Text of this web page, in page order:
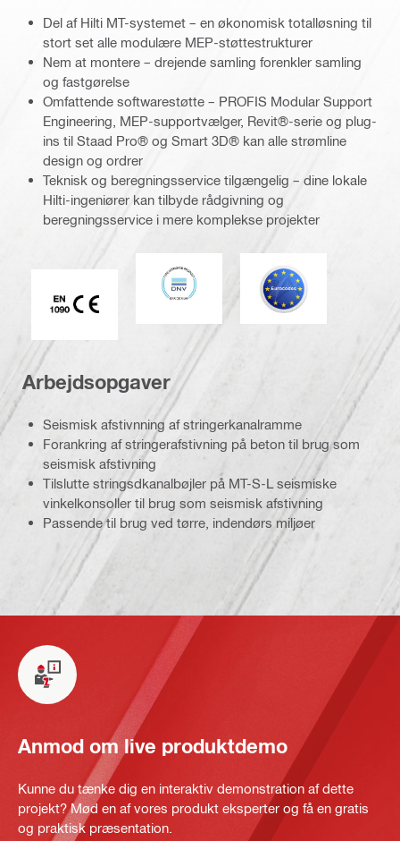
Del af Hilti MT-systemet – en økonomisk totalløsning til
stort set alle modulære MEP-støttestrukturer
Nem at montere – drejende samling forenkler samling
og fastgørelse
Omfattende softwarestøtte – PROFIS Modular Support
Engineering, MEP-supportvælger, Revit®-serie og plug-
ins til Staad Pro® og Smart 3D® kan alle strømline
design og ordrer
Teknisk og beregningsservice tilgængelig – dine lokale
Hilti-ingeniører kan tilbyde rådgivning og
beregningsservice i mere komplekse projekter
CE EN 1090 mærke
DNV Eurocode
Arbejdsopgaver
Seismisk afstivnning af stringerkanalramme
Forankring af stringerafstivning på beton til brug som
seismisk afstivning
Tilslutte stringsdkanalbøjler på MT-S-L seismiske
vinkelkonsoller til brug som seismisk afstivning
Passende til brug ved tørre, indendørs miljøer
Anmod om live produktdemo
Kunne du tænke dig en interaktiv demonstration af dette
projekt? Mød en af vores produkt eksperter og få en gratis
og praktisk præsentation.